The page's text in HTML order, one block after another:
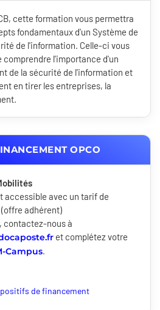
cette formation vous permettra
fondamentaux d'un Système de
de l'information. Celle-ci vous
l'importance d'un
de la sécurité de l'information et
en tirer les entreprises, la
OPCO
accessible avec un tarif de
adhérent)
contactez-nous à
et complétez votre
Campus.
de financement